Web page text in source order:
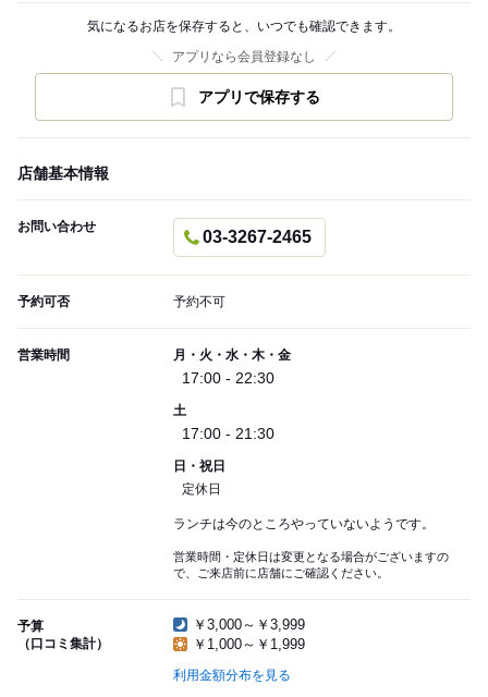
気になるお店を保存すると、いつでも確認できます。
アプリなら会員登録なし
アプリで保存する
店舗基本情報
お問い合わせ
03-3267-2465
予約可否 予約不可
営業時間 月・火・水・木・金
17:00 - 22:30
土
17:00 - 21:30
日・祝日
定休日
ランチは今のところやっていないようです。
営業時間・定休日は変更となる場合がございますの
で、ご来店前に店舗にご確認ください。
予算
（口コミ集計）
￥3,000～￥3,999
￥1,000～￥1,999
利用金額分布を見る